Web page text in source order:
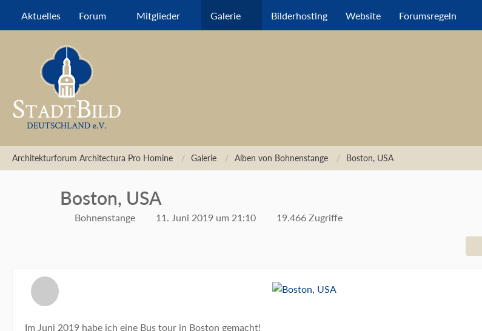
Aktuelles Forum Mitglieder Galerie Bilderhosting Website Forumsregeln
Architekturforum Architectura Pro Homine Galerie Alben von Bohnenstange Boston, USA
Boston, USA
Bohnenstange 11. Juni 2019 um 21:10 19.466 Zugriffe
Im Juni 2019 habe ich eine Bus tour in Boston gemacht!